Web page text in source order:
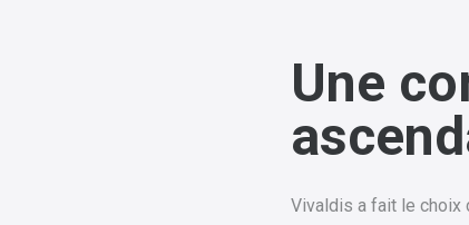
Une
Vivaldis a fait le choix